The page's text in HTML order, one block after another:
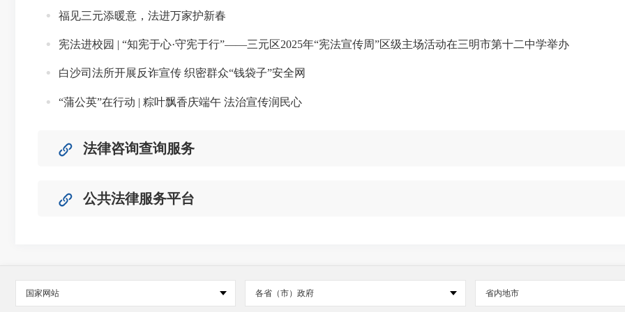
福见三元添暖意，法进万家护新春
宪法进校园 | “知宪于心·守宪于行”——三元区2025年“宪法宣传周”区级主场活动在三明市第十二中学举办
白沙司法所开展反诈宣传 织密群众“钱袋子”安全网
“蒲公英”在行动 | 粽叶飘香庆端午 法治宣传润民心
法律咨询查询服务
公共法律服务平台
国家网站 各省（市）政府 省内地市